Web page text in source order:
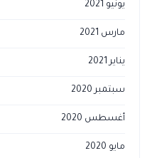
يونيو 2021
مارس 2021
يناير 2021
سبتمبر 2020
أغسطس 2020
مايو 2020